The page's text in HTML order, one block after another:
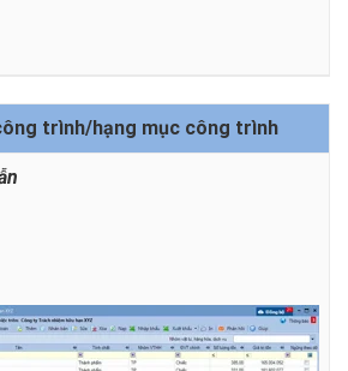
trình/hạng mục công trình